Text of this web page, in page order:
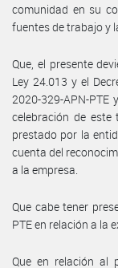
comunidad en su
fuentes de trabajo y
Que, el presente
Ley 24.013 y el
2020-329-APN-
celebración de
prestado por la
cuenta del
a la empresa.
Que cabe tener
PTE en relación a la
Que en relación al